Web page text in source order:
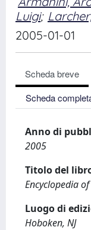
Luigi;
2005-01-01
Scheda breve
Scheda
Anno di
2005
Titolo del
Encyclopedia
Luogo di
Hoboken, NJ